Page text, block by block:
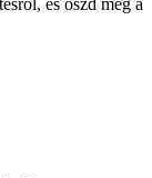
és oszd meg a